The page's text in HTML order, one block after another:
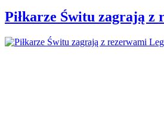
Piłkarze Świtu zagrają z